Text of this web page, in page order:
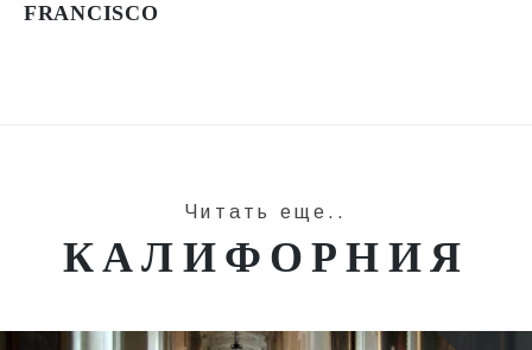
FRANCISCO
Читать еще..
КАЛИФОРНИЯ